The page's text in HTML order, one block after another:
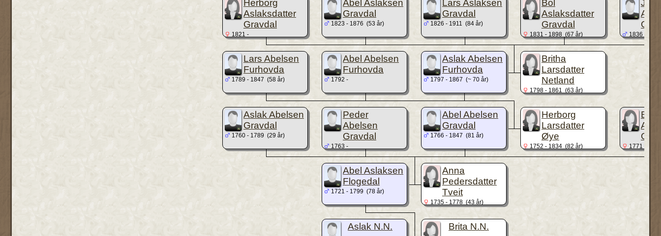
Herborg
Aslaksdatter
Gravdal
1821 -
Abel Aslaksen
Gravdal
1823 - 1876 (53 år)
Lars Aslaksen
Gravdal
1826 - 1911 (84 år)
Bol
Aslaksdatter
Gravdal
1831 - 1898 (67 år) 1836 -
Lars Abelsen
Furhovda
1789 - 1847 (58 år)
Abel Abelsen
Furhovda
1792 -
Aslak Abelsen
Furhovda
1797 - 1867 (~ 70 år)
Britha
Larsdatter
Netland
1798 - 1861 (63 år)
Aslak Abelsen
Gravdal
1760 - 1789 (29 år)
Peder
Abelsen
Gravdal
1763 -
Abel Abelsen
Gravdal
1766 - 1847 (81 år)
Herborg
Larsdatter
Øye
1752 - 1834 (82 år)
Brita
1771 -
Abel Aslaksen
Flogedal
1721 - 1799 (78 år)
Anna
Pedersdatter
Tveit
1735 - 1778 (43 år)
Aslak N.N. Brita N.N.